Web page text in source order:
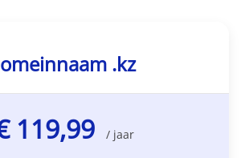
.kz
119,99 / jaar